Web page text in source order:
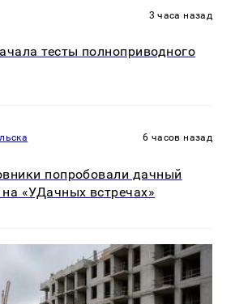
3 часа назад
тесты полноприводного
6 часов назад
попробовали дачный
«УДачных встречах»